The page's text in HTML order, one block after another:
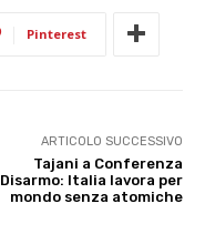
Pinterest
ARTICOLO SUCCESSIVO
Tajani a Conferenza
Disarmo: Italia lavora per
mondo senza atomiche